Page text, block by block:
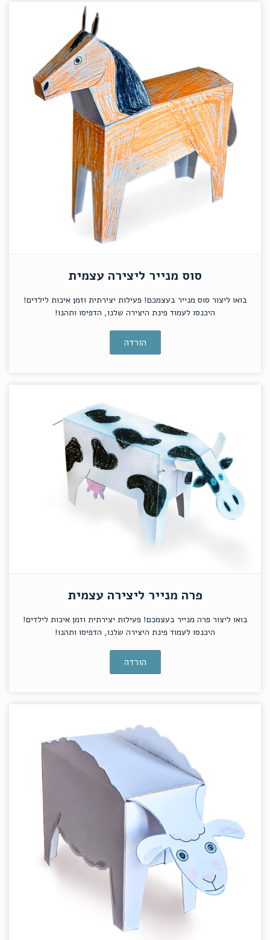
סוס מנייר ליצירה עצמית
בואו ליצור סוס מנייר בעצמכם! פעילות יצירתית וזמן איכות לילדים!
היכנסו לעמוד פינת היצירה שלנו, הדפיסו ותהנו!
הורדה
פרה מנייר ליצירה עצמית
בואו ליצור פרה מנייר בעצמכם! פעילות יצירתית וזמן איכות לילדים!
היכנסו לעמוד פינת היצירה שלנו, הדפיסו ותהנו!
הורדה